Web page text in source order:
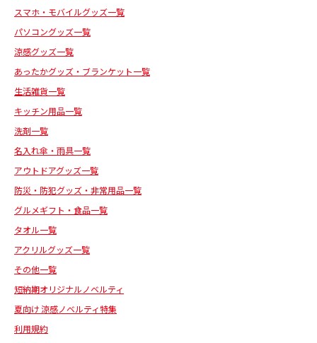
スマホ・モバイルグッズ一覧
パソコングッズ一覧
涼感グッズ一覧
あったかグッズ・ブランケット一覧
生活雑貨一覧
キッチン用品一覧
洗剤一覧
名入れ傘・雨具一覧
アウトドアグッズ一覧
防災・防犯グッズ・非常用品一覧
グルメギフト・食品一覧
タオル一覧
アクリルグッズ一覧
その他一覧
短納期オリジナルノベルティ
夏向け 涼感ノベルティ特集
利用規約